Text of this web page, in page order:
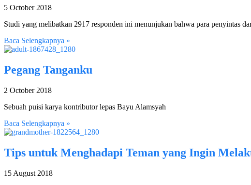
5 October 2018
Studi yang melibatkan 2917 responden ini menunjukan bahwa para penyintas
Baca Selengkapnya »
Pegang Tanganku
2 October 2018
Sebuah puisi karya kontributor lepas Bayu Alamsyah
Baca Selengkapnya »
Tips untuk Menghadapi Teman yang Ingin
15 August 2018